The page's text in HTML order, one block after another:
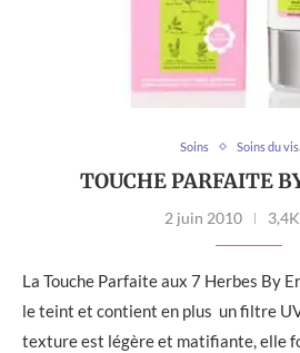
Soins Soins du
TOUCHE PARFAITE
2 juin 2010
La Touche Parfaite aux 7 Herbes By
le teint et contient en plus un filtre
texture est légère et matifiante, elle